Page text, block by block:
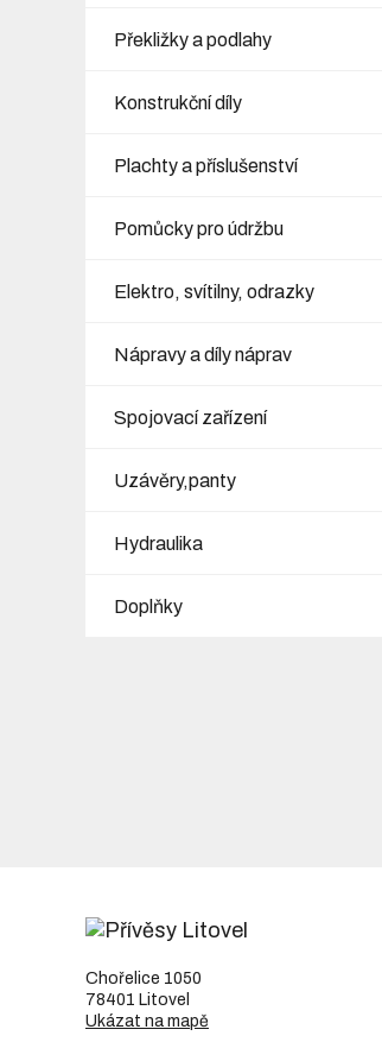
Překližky a podlahy
Konstrukční díly
Plachty a příslušenství
Pomůcky pro údržbu
Elektro, svítilny, odrazky
Nápravy a díly náprav
Spojovací zařízení
Uzávěry,panty
Hydraulika
Doplňky
Chořelice 1050
78401 Litovel
Ukázat na mapě